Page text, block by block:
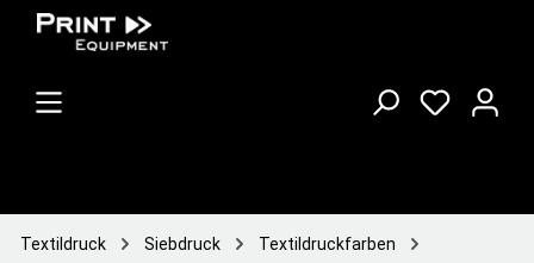
Textildruck Siebdruck
Textildruckfarben